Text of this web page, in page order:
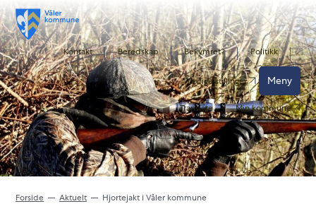
Kontakt Beredskap Bekymret? Politikk
Ledige stillinger Meny
Translate Min kommune
Forside Aktuelt Hjortejakt i Våler kommune